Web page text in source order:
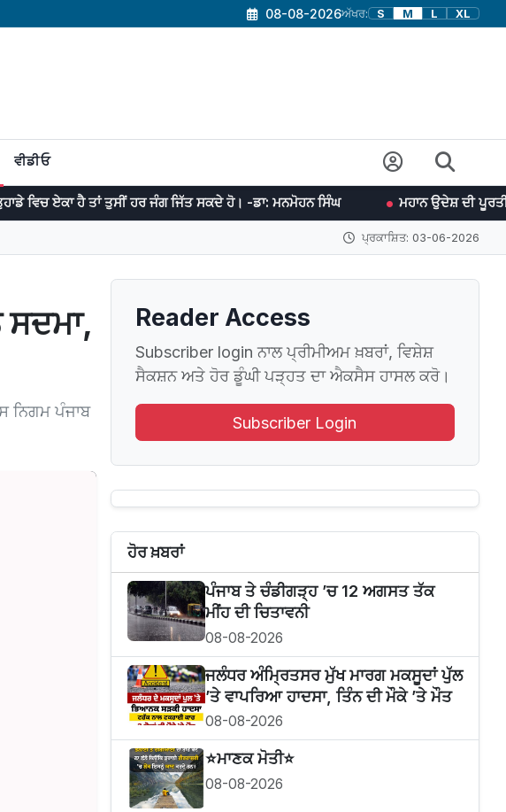
08-08-2026ਅੱਖਰ: S M L XL
ਵੀਡੀਓ
ਤੁਸੀਂ ਹਰ ਜੰਗ ਜਿੱਤ ਸਕਦੇ ਹੋ। -ਡਾ: ਮਨਮੋਹਨ ਸਿੰਘ ਮਹਾਨ ਉਦੇਸ਼ ਦੀ ਪੂਰਤੀ ਲਈ ਯਤਨਸ਼ੀਲ
ਪ੍ਰਕਾਸ਼ਿਤ: 03-06-2026
ਨਿਗਮ ਪੰਜਾਬ
Reader Access
Subscriber login ਨਾਲ ਪ੍ਰੀਮੀਅਮ ਖ਼ਬਰਾਂ, ਵਿਸ਼ੇਸ਼
ਸੈਕਸ਼ਨ ਅਤੇ ਹੋਰ ਡੂੰਘੀ ਪੜ੍ਹਤ ਦਾ ਐਕਸੈਸ ਹਾਸਲ ਕਰੋ।
Subscriber Login
ਹੋਰ ਖ਼ਬਰਾਂ
ਪੰਜਾਬ ਤੇ ਚੰਡੀਗੜ੍ਹ ’ਚ 12 ਅਗਸਤ ਤੱਕ
ਮੀਂਹ ਦੀ ਚਿਤਾਵਨੀ
08-08-2026
ਜਲੰਧਰ ਅੰਮ੍ਰਿਤਸਰ ਮੁੱਖ ਮਾਰਗ ਮਕਸੂਦਾਂ ਪੁੱਲ
’ਤੇ ਵਾਪਰਿਆ ਹਾਦਸਾ, ਤਿੰਨ ਦੀ ਮੌਕੇ ’ਤੇ ਮੌਤ
08-08-2026
⭐️ਮਾਣਕ ਮੋਤੀ⭐️
08-08-2026